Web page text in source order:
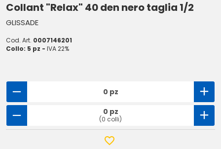
Collant "Relax" 40 den nero taglia 1/2
GLISSADE
Cod. Art. 0007146201
Collo: 5 pz - IVA 22%
0 pz
0 pz
(0 colli)